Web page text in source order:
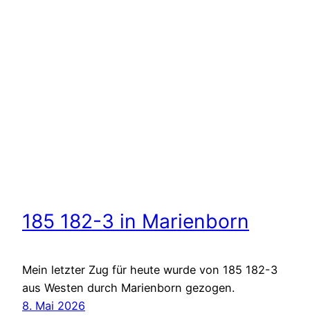
185 182-3 in Marienborn
Mein letzter Zug für heute wurde von 185 182-3
aus Westen durch Marienborn gezogen.
8. Mai 2026